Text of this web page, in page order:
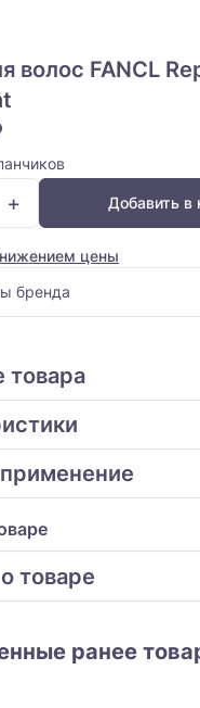
волос FANCL
+ Добавить в
цены
бренда
товара
товаре
ранее